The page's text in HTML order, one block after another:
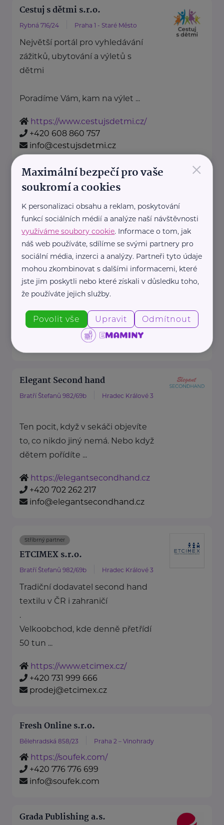
Cestuj s dětmi s.r.o.
Rybná 716/24 Praha 1 - Staré Město
Největší portál pro vyhledávání
zážitků, ubytování a výletů s
dětmi
Poradíme Vám, kam na výlet ...
https://www.cestujsdetmi.cz/
+420 608 860 757
info@cestujsdetmi.cz
Český zahrádkářský svaz, z.s.
Redakce webu iZahrádkář.cz
e-mail: tomasek@zahradkari.cz
Redakce časopisu
Rokycanova 15, 130 00 Praha 3e-
mail: redakce@zahradkari.cz
tel.: 222 781 773
fax: ...
https://www.zahradkari.cz/
+420 222 782 710
ustredi@zahradkari.cz
Elegant Second hand
Bratří Štefanů 982/69b Hradec Králové 3
Ten pocit, když v sekáči objevíte
to, co nikdo jiný nemá. Nebo když
dětem pořídíte ...
https://elegantsecondhand.cz
+420 702 262 217
info@elegantsecondhand.cz
Stříbrný partner
ETCIMEX s.r.o.
Bratří Štefanů 982/69b Hradec Králové 3
Tradiční dodavatel second hand
textilu v ČR i zahraničí
.
Velkoobchod, kde denně přetřídí
50 tun ...
https://www.etcimex.cz/
+420 731 999 666
prodej@etcimex.cz
Fresh Online s.r.o.
Bělehradská 858/23 Praha 2 – Vinohrady
https://soufek.com/
+420 776 776 699
info@soufek.com
Grada Publishing a.s.
×
Maximální bezpečí pro vaše
soukromí a cookies
K personalizaci obsahu a reklam, poskytování
funkcí sociálních médií a analýze naší návštěvnosti
využíváme soubory cookie. Informace o tom, jak
náš web používáte, sdílíme se svými partnery pro
sociální média, inzerci a analýzy. Partneři tyto údaje
mohou zkombinovat s dalšími informacemi, které
jste jim poskytli nebo které získali v důsledku toho,
že používáte jejich služby.
Povolit vše Upravit Odmítnout